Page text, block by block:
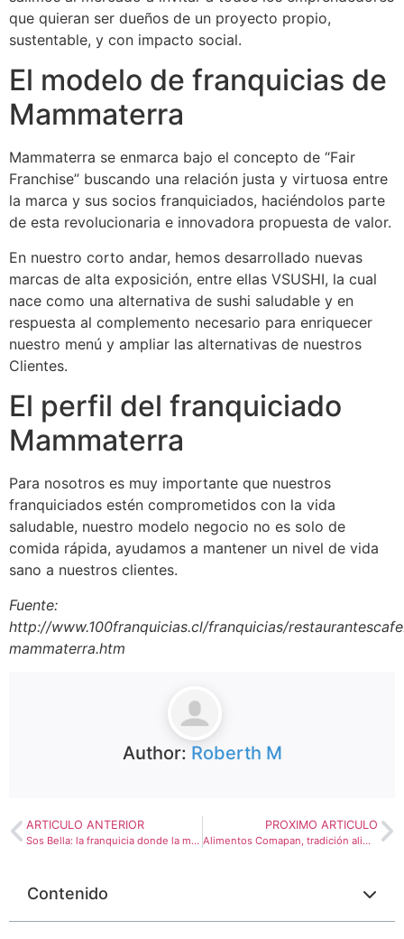
que quieran ser dueños de un proyecto propio,
sustentable, y con impacto social.
El modelo de franquicias de
Mammaterra
Mammaterra se enmarca bajo el concepto de “Fair
Franchise” buscando una relación justa y virtuosa entre
la marca y sus socios franquiciados, haciéndolos parte
de esta revolucionaria e innovadora propuesta de valor.
En nuestro corto andar, hemos desarrollado nuevas
marcas de alta exposición, entre ellas VSUSHI, la cual
nace como una alternativa de sushi saludable y en
respuesta al complemento necesario para enriquecer
nuestro menú y ampliar las alternativas de nuestros
Clientes.
El perfil del franquiciado
Mammaterra
Para nosotros es muy importante que nuestros
franquiciados estén comprometidos con la vida
saludable, nuestro modelo negocio no es solo de
comida rápida, ayudamos a mantener un nivel de vida
sano a nuestros clientes.
Fuente:
http://www.100franquicias.cl/franquicias/
mammaterra.htm
Author: Roberth M
ARTICULO ANTERIOR
Sos Bella: la franquicia donde la mujer es protagonista
PROXIMO ARTICULO
Alimentos Comapan, tradición alimentaria en Colombia
Contenido